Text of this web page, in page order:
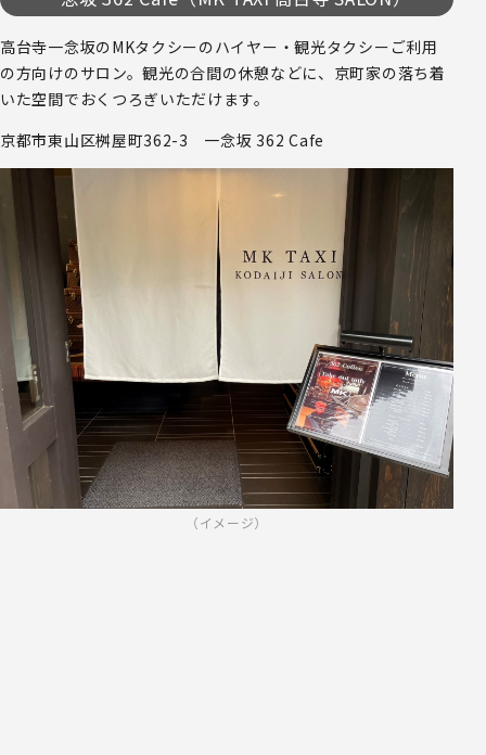
高台寺一念坂のMKタクシーのハイヤー・観光タクシーご利用
の方向けのサロン。観光の合間の休憩などに、京町家の落ち着
いた空間でおくつろぎいただけます。
京都市東山区桝屋町362-3 一念坂 362 Cafe
（イメージ）